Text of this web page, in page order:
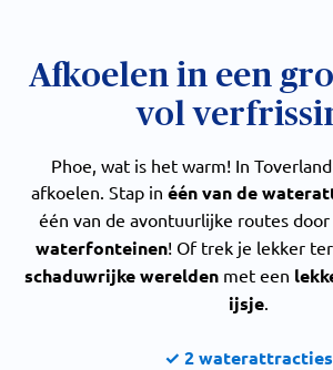
Afkoelen in een
vol
Phoe, wat is het warm! In
afkoelen. Stap in één van de
één van de avontuurlijke routes door
waterfonteinen! Of trek je lekker
schaduwrijke werelden met een
ijsje.
✓ 2 waterattracties